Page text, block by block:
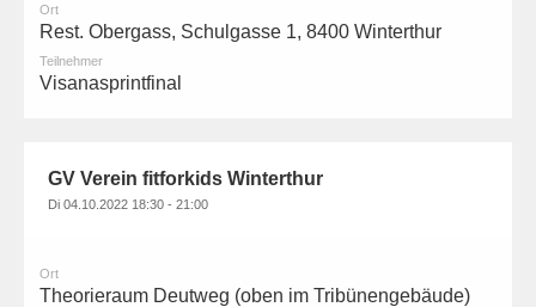
Ort
Rest. Obergass, Schulgasse 1, 8400 Winterthur
Teilnehmer
Visanasprintfinal
GV Verein fitforkids Winterthur
Di 04.10.2022 18:30 - 21:00
Ort
Theorieraum Deutweg (oben im Tribünengebäude)